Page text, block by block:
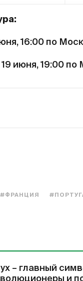
16:00 по
19 июня, 19:00 по
#ФРАНЦИЯ
– главный
и